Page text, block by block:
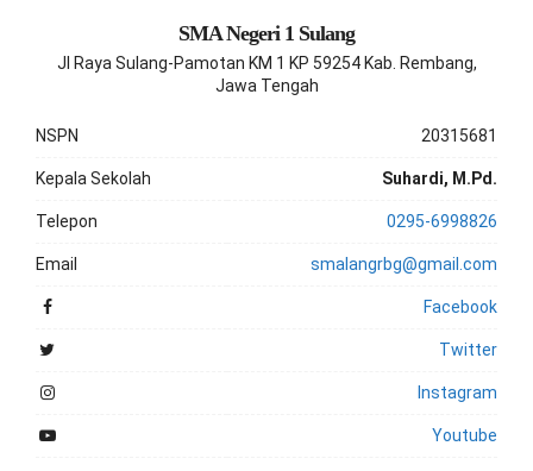
SMA Negeri 1 Sulang
Jl Raya Sulang-Pamotan KM 1 KP 59254 Kab. Rembang,
Jawa Tengah
NSPN 20315681
Kepala Sekolah Suhardi, M.Pd.
Telepon 0295-6998826
Email smalangrbg@gmail.com
Facebook
Twitter
Instagram
Youtube